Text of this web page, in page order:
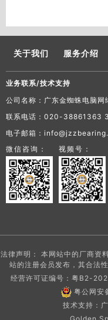
关于我们 服务介绍
业务联系/技术支持
公司名称：广东金蜘蛛电脑网
联系电话：020-38861363
电子邮箱：
微信咨询：
视频号：
法律声明： 本网站中的厂商资
站的注册会员发布，其合法
经营许可证编号：粤B2-
粤公网
技术支持：